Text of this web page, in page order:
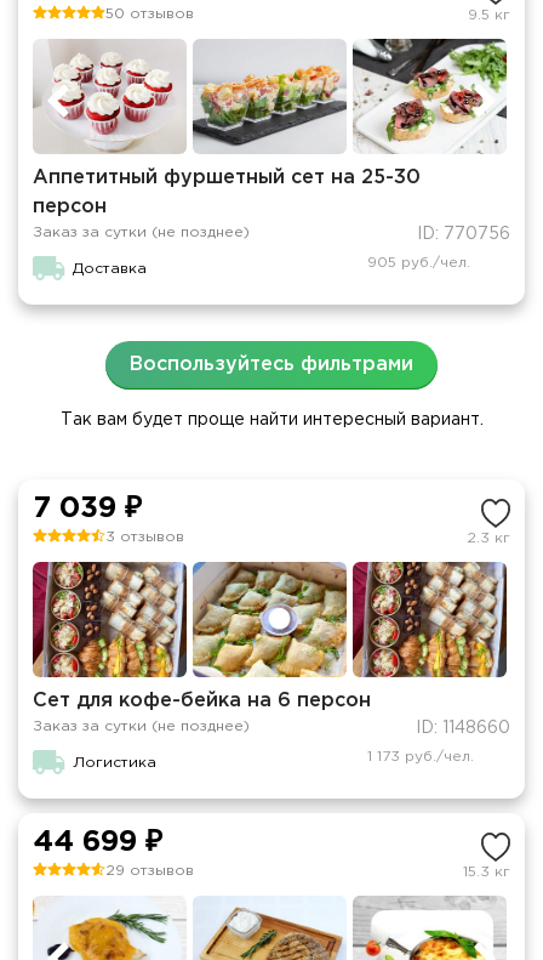
50 отзывов 9.5 кг
Аппетитный фуршетный сет на 25-30
персон
Заказ за сутки (не позднее) ID: 770756
Доставка 905 руб./чел.
Воспользуйтесь фильтрами
Так вам будет проще найти интересный вариант.
7 039 ₽
3 отзывов 2.3 кг
Сет для кофе-бейка на 6 персон
Заказ за сутки (не позднее) ID: 1148660
Логистика 1 173 руб./чел.
44 699 ₽
29 отзывов 15.3 кг